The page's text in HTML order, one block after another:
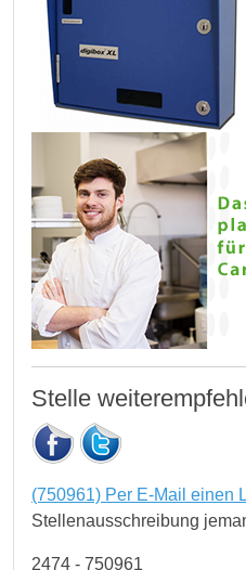
Stelle
(750961) Per E-Mail einen
Stellenausschreibung
2474 - 750961